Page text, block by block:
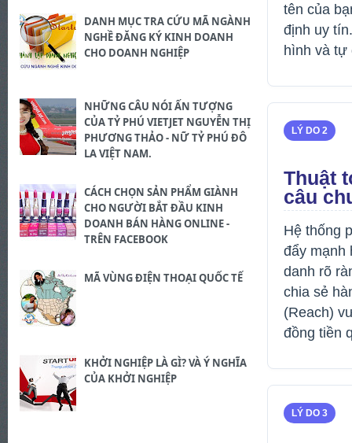
DANH MỤC TRA CỨU MÃ NGÀNH
NGHỀ ĐĂNG KÝ KINH DOANH
CHO DOANH NGHIỆP
NHỮNG CÂU NÓI ẤN TƯỢNG
CỦA TỶ PHÚ VIETJET NGUYỄN THỊ
PHƯƠNG THẢO - NỮ TỶ PHÚ ĐÔ
LA VIỆT NAM.
CÁCH CHỌN SẢN PHẨM GIÀNH
CHO NGƯỜI BẮT ĐẦU KINH
DOANH BÁN HÀNG ONLINE -
TRÊN FACEBOOK
MÃ VÙNG ĐIỆN THOẠI QUỐC TẾ
KHỞI NGHIỆP LÀ GÌ? VÀ Ý NGHĨA
CỦA KHỞI NGHIỆP
tên của
định uy
hình và tự
LÝ DO 2
Thuật
câu
Hệ thống
đẩy mạnh
danh rõ
chia sẻ
(Reach)
đồng tiền
LÝ DO 3